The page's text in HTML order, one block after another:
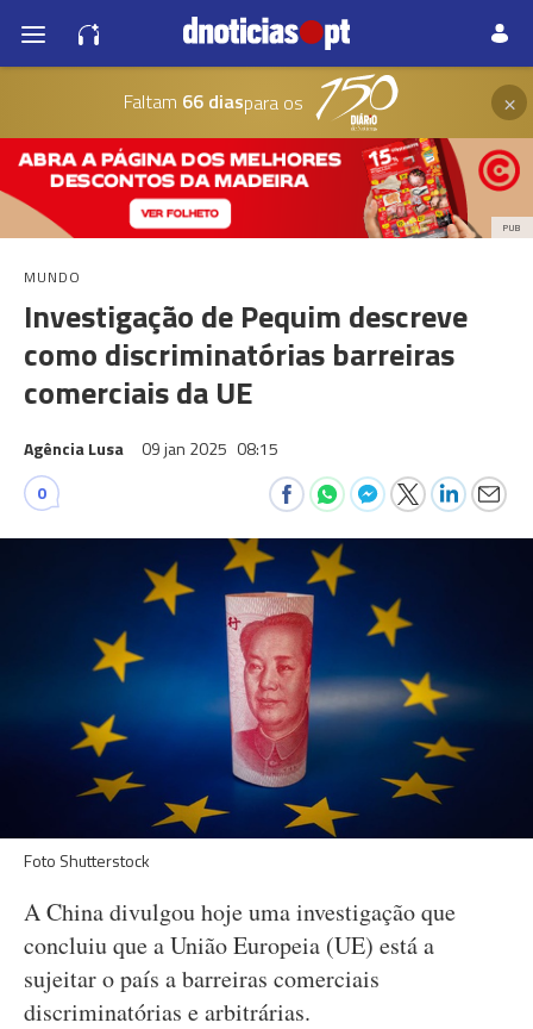
Faltam 66 diaspara os ×
PUB
MUNDO
Investigação de Pequim descreve
como discriminatórias barreiras
comerciais da UE
Agência Lusa 09 jan 2025 08:15
0
Foto Shutterstock
A China divulgou hoje uma investigação que
concluiu que a União Europeia (UE) está a
sujeitar o país a barreiras comerciais
discriminatórias e arbitrárias.